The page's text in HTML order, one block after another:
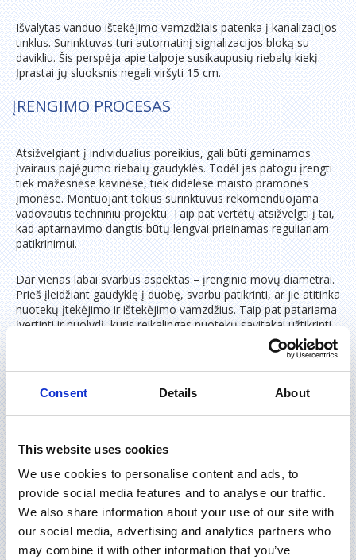
Consent Details About
This website uses cookies
We use cookies to personalise content and ads, to
provide social media features and to analyse our traffic.
We also share information about your use of our site with
our social media, advertising and analytics partners who
may combine it with other information that you’ve
Išvalytas vanduo ištekėjimo vamzdžiais patenka į kanalizacijos
tinklus. Surinktuvas turi automatinį signalizacijos bloką su
davikliu. Šis perspėja apie talpoje susikaupusių riebalų kiekį.
Įprastai jų sluoksnis negali viršyti 15 cm.
ĮRENGIMO PROCESAS
Atsižvelgiant į individualius poreikius, gali būti gaminamos
įvairaus pajėgumo riebalų gaudyklės. Todėl jas patogu įrengti
tiek mažesnėse kavinėse, tiek didelėse maisto pramonės
įmonėse. Montuojant tokius surinktuvus rekomenduojama
vadovautis techniniu projektu. Taip pat vertėtų atsižvelgti į tai,
kad aptarnavimo dangtis būtų lengvai prieinamas reguliariam
patikrinimui.
Dar vienas labai svarbus aspektas – įrenginio movų diametrai.
Prieš įleidžiant gaudyklę į duobę, svarbu patikrinti, ar jie atitinka
nuotekų įtekėjimo ir ištekėjimo vamzdžius. Taip pat patariama
įvertinti ir nuolydį, kuris reikalingas nuotekų savitakai užtikrinti.
Siekiant išvengti nesklandumų, verta pasikliauti profesionalais.
UAB „Feliksnavis“ specialistai gali pasirūpinti tiksliu, patikimu
techniniu riebalų gaudyklės projektu, taip pat ir kitaisnuotekų
valymo įrenginiais
SVARBIAUSI PRIEŽIŪROS ASPEKTAI
reguliaria jo priežiūra. Daviklio signalas perspėja, kad laikas
pašalinti susikaupusius riebalus. Tai darant, visų pirma,
išjungiama signalizacija (tiek iš elektros tinklo, tiek iš įrenginio).
Elektrodai nusausinami, o daviklis nuplaunamas. Tuomet
asenizacine mašina išsiurbiamos susikaupusios nuotekos. Po
to įrenginys papildomai plaunamas stipria vandens srove – taip